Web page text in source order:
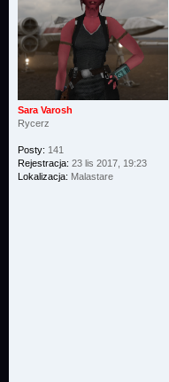
Sara Varosh
Rycerz
Posty: 141
Rejestracja: 23 lis 2017, 19:23
Lokalizacja: Malastare